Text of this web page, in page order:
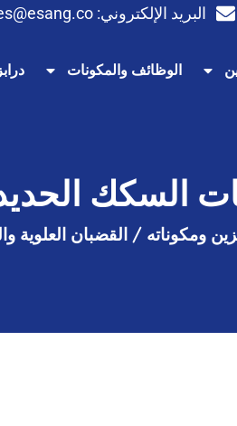
البريد الإلكتروني:
الوظائف والمكونات
السكك
ومكوناته / القضبان العلوية